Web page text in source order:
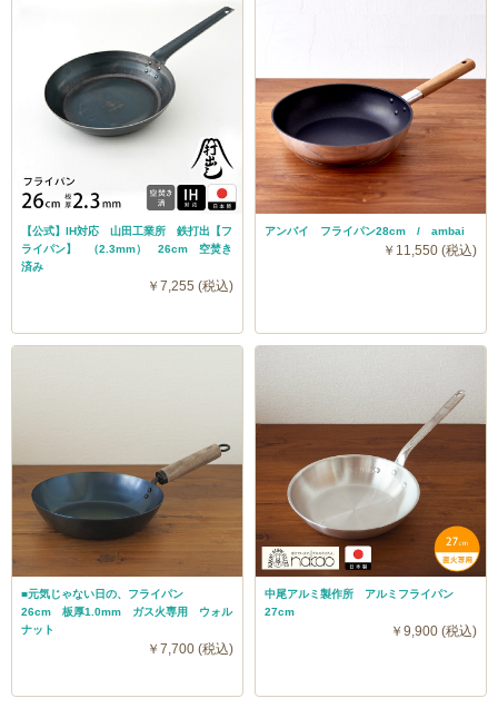
【公式】IH対応 山田工業所 鉄打出【フ
ライパン】 （2.3mm） 26cm 空焚き
済み
￥7,255 (税込)
アンバイ フライパン28cm / ambai
￥11,550 (税込)
■元気じゃない日の、フライパン
26cm 板厚1.0mm ガス火専用 ウォル
ナット
￥7,700 (税込)
中尾アルミ製作所 アルミフライパン
27cm
￥9,900 (税込)